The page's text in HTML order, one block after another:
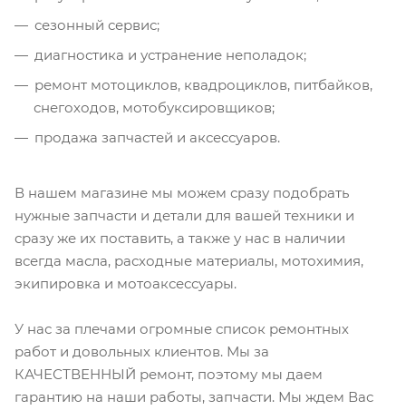
сезонный сервис;
диагностика и устранение неполадок;
ремонт мотоциклов, квадроциклов, питбайков,
снегоходов, мотобуксировщиков;
продажа запчастей и аксессуаров.
В нашем магазине мы можем сразу подобрать
нужные запчасти и детали для вашей техники и
сразу же их поставить, а также у нас в наличии
всегда масла, расходные материалы, мотохимия,
экипировка и мотоаксессуары.
У нас за плечами огромные список ремонтных
работ и довольных клиентов. Мы за
КАЧЕСТВЕННЫЙ ремонт, поэтому мы даем
гарантию на наши работы, запчасти. Мы ждем Вас